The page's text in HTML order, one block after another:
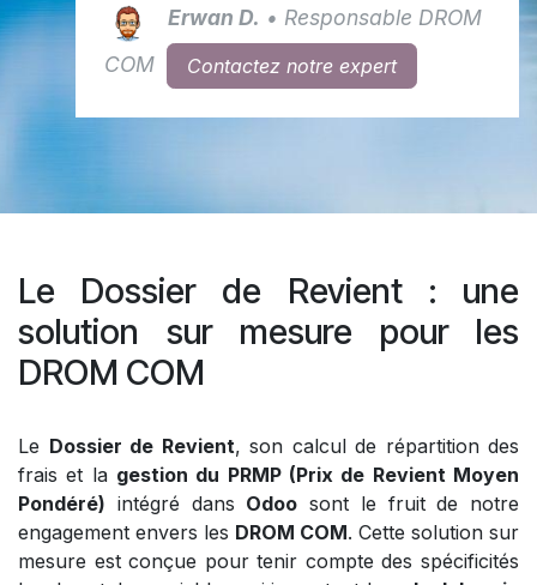
Erwan D. • Responsable DROM
COM
Contactez notre expert
Le Dossier de Revient : une
solution sur mesure pour les
DROM COM
Le Dossier de Revient, son calcul de répartition des
frais et la gestion du PRMP (Prix de Revient Moyen
Pondéré) intégré dans Odoo sont le fruit de notre
engagement envers les DROM COM. Cette solution sur
mesure est conçue pour tenir compte des spécificités